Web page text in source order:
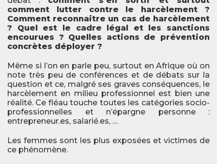
comment lutter contre le harcèlement ?
Comment reconnaitre un cas de harcèlement
? Quel est le cadre légal et les sanctions
encourues ? Quelles actions de prévention
concrètes déployer ?
Même si l’on en parle peu, surtout en Afrique où on
note très peu de conférences et de débats sur la
question et ce, malgré ses graves conséquences, le
harcèlement en milieu professionnel est bien une
réalité. Ce fléau touche toutes les catégories socio-
professionnelles et n’épargne personne :
entrepreneur.es, salarié.es, …
Les femmes sont les plus exposées et victimes de
ce phénomène.